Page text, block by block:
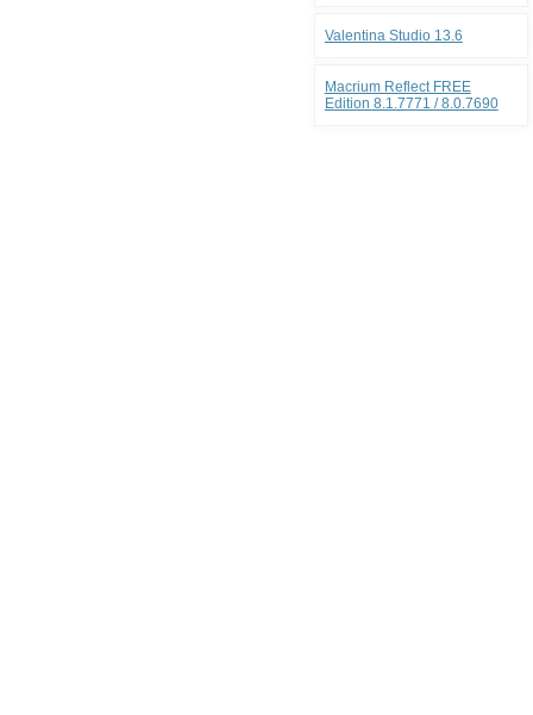
Valentina Studio 13.6
Macrium Reflect FREE
Edition 8.1.7771 / 8.0.7690